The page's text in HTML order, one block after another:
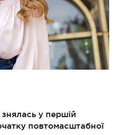
у першій
повтомасштабної